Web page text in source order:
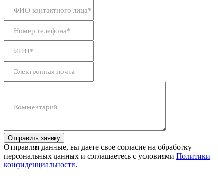
ФИО контактного лица*
Номер телефона*
ИНН*
Электронная почта
Комментарий
Отправить заявку
Отправляя данные, вы даёте свое согласие на обработку
персональных данных и соглашаетесь с условиями Политики
конфиденциальности.